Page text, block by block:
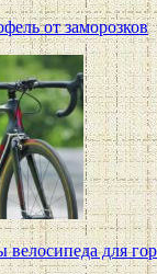
от заморозков
для